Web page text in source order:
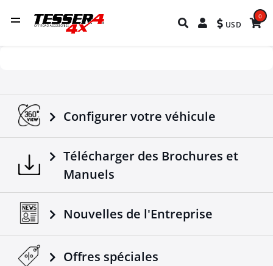
USD
0
Configurer votre véhicule
Télécharger des Brochures et
Manuels
Nouvelles de l'Entreprise
Offres spéciales